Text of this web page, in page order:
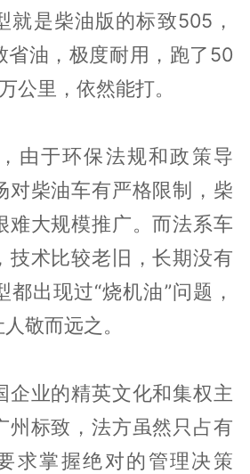
就是柴油版的标致505，
省油，极度耐用，跑了50
公里，依然能打。
由于环保法规和政策导
对柴油车有严格限制，柴
难大规模推广。而法系车
技术比较老旧，长期没有
出现过“烧机油”问题，
敬而远之。
企业的精英文化和集权主
州标致，法方虽然只占有
求掌握绝对的管理决策